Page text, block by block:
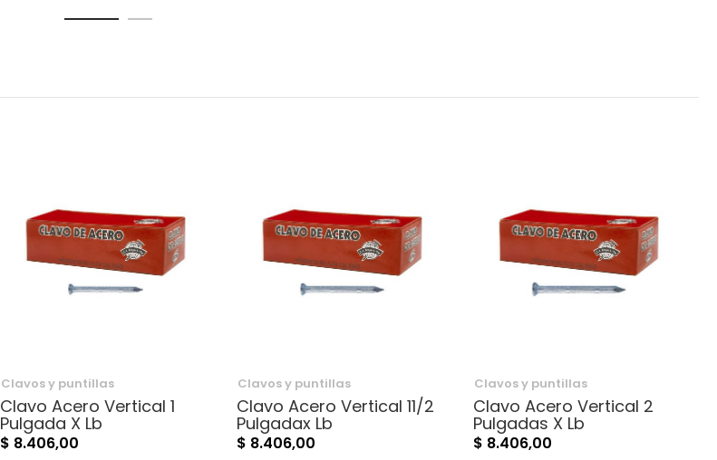
Clavos y puntillas
Clavo Acero Vertical 1
Pulgada X Lb
$ 8.406,00
Clavos y puntillas
Clavo Acero Vertical 11/2
Pulgadax Lb
$ 8.406,00
Clavos y puntillas
Clavo Acero Vertical 2
Pulgadas X Lb
$ 8.406,00